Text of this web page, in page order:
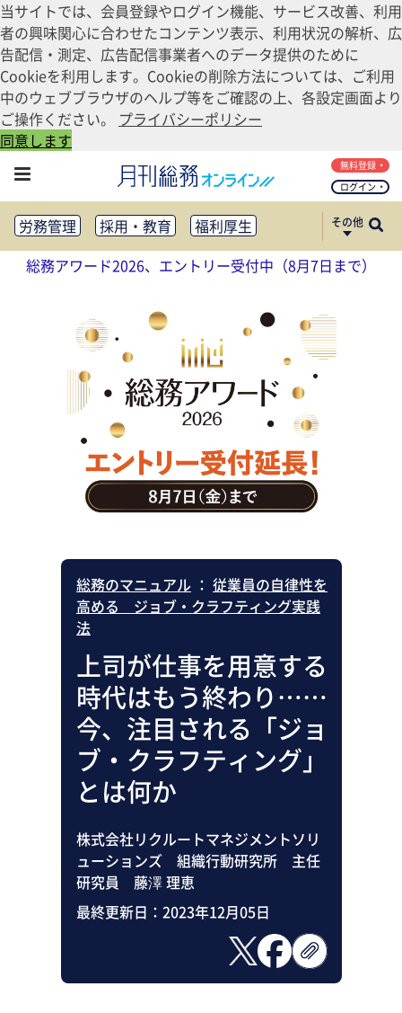
当サイトでは、会員登録やログイン機能、サービス改善、利用
者の興味関心に合わせたコンテンツ表示、利用状況の解析、広
告配信・測定、広告配信事業者へのデータ提供のために
Cookieを利用します。Cookieの削除方法については、ご利用
中のウェブブラウザのヘルプ等をご確認の上、各設定画面より
ご操作ください。 プライバシーポリシー
同意します
ログイン
無料登録
労務管理 採用・教育
福利厚生
健康経営
働き方改革
法務・コンプライアンス
リスクマネジメント・BCP
社外・社内広報
社外・社内コミュニケーション活性化
FM・オフィス移転
CSR・SDGs
テクノロジー活用・DX
助成金・補助金・コスト削減
アウトソーシング・BPO
調査・レポート
その他
総務アワード2026、エントリー受付中（8月7日まで）
総務のマニュアル ： 従業員の自律性を
高める ジョブ・クラフティング実践
法
上司が仕事を用意する
時代はもう終わり……
今、注目される「ジョ
ブ・クラフティング」
とは何か
株式会社リクルートマネジメントソリ
ューションズ 組織行動研究所 主任
研究員 藤澤 理恵
最終更新日： 2023年12月05日